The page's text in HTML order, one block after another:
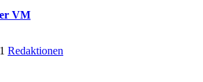
VM
Redaktionen